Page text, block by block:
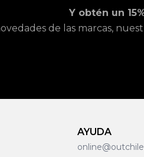
Y obtén un
de las marcas,
AYUDA